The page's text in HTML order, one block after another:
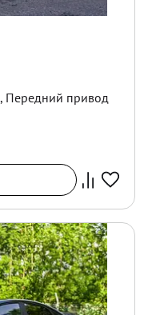
, Передний привод